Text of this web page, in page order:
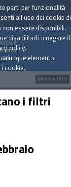
e il
i filtri
Mostra filtri
parti per funzionalità
all'uso dei cookie di
essere disponibili.
disabilitarli o negare il
policy.
elemento
cookie.